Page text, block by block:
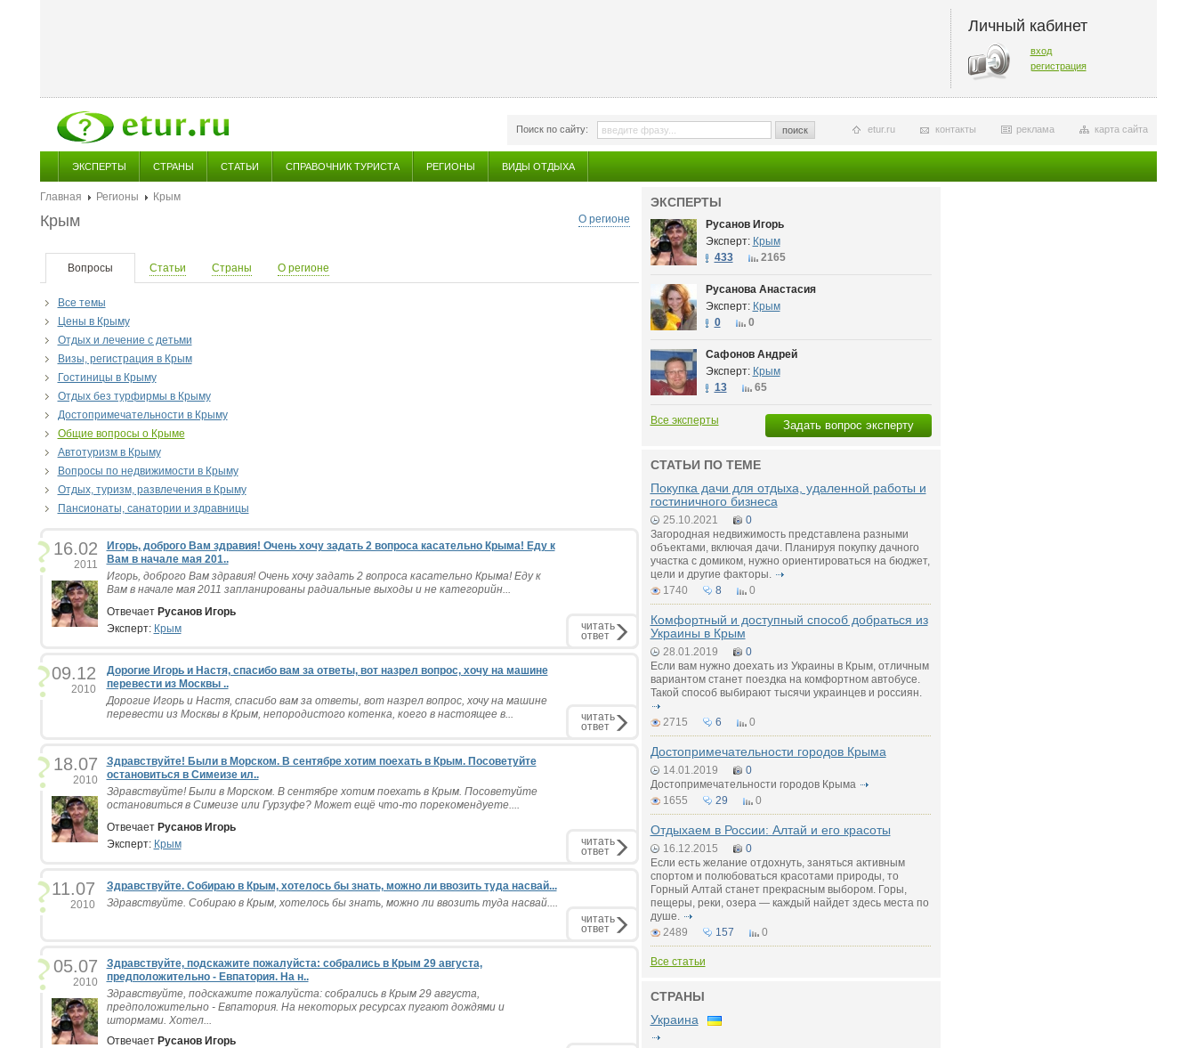
Личный кабинет
вход
регистрация
Поиск по сайту: поиск карта сайта
реклама
контакты
etur.ru
ЭКСПЕРТЫ СТРАНЫ СТАТЬИ СПРАВОЧНИК ТУРИСТА РЕГИОНЫ ВИДЫ ОТДЫХА
Главная Регионы
Крым
О регионе
Крым
Вопросы Статьи Страны О регионе
Все темы
Цены в Крыму
Отдых и лечение с детьми
Визы, регистрация в Крым
Гостиницы в Крыму
Отдых без турфирмы в Крыму
Достопримечательности в Крыму
Общие вопросы о Крыме
Автотуризм в Крыму
Вопросы по недвижимости в Крыму
Отдых, туризм, развлечения в Крыму
Пансионаты, санатории и здравницы
16.02
2011
Игорь, доброго Вам здравия! Очень хочу задать 2 вопроса касательно Крыма! Еду к
Вам в начале мая 201..
Игорь, доброго Вам здравия! Очень хочу задать 2 вопроса касательно Крыма! Еду к
Вам в начале мая 2011 запланированы радиальные выходы и не категорийн...
Отвечает Русанов Игорь
Эксперт: Крым читать
ответ
09.12
2010
Дорогие Игорь и Настя, спасибо вам за ответы, вот назрел вопрос, хочу на машине
перевести из Москвы ..
Дорогие Игорь и Настя, спасибо вам за ответы, вот назрел вопрос, хочу на машине
перевести из Москвы в Крым, непородистого котенка, коего в настоящее в...
читать
ответ
18.07
2010
Здравствуйте! Были в Морском. В сентябре хотим поехать в Крым. Посоветуйте
остановиться в Симеизе ил..
Здравствуйте! Были в Морском. В сентябре хотим поехать в Крым. Посоветуйте
остановиться в Симеизе или Гурзуфе? Может ещё что-то порекомендуете....
Отвечает Русанов Игорь
Эксперт: Крым читать
ответ
11.07
2010
Здравствуйте. Собираю в Крым, хотелось бы знать, можно ли ввозить туда насвай...
Здравствуйте. Собираю в Крым, хотелось бы знать, можно ли ввозить туда насвай....
читать
ответ
05.07
2010
Здравствуйте, подскажите пожалуйста: собрались в Крым 29 августа,
предположительно - Евпатория. На н..
Здравствуйте, подскажите пожалуйста: собрались в Крым 29 августа,
предположительно - Евпатория. На некоторых ресурсах пугают дождями и
штормами. Хотел...
Отвечает Русанов Игорь
ЭКСПЕРТЫ
Русанов Игорь
Эксперт: Крым
433
2165
Русанова Анастасия
Эксперт: Крым
0
0
Сафонов Андрей
Эксперт: Крым
13
65
Задать вопрос эксперту
Все эксперты
СТАТЬИ ПО ТЕМЕ
Покупка дачи для отдыха, удаленной работы и
гостиничного бизнеса
25.10.2021
0
Загородная недвижимость представлена разными
объектами, включая дачи. Планируя покупку дачного
участка с домиком, нужно ориентироваться на бюджет,
цели и другие факторы.
1740
8 0
Комфортный и доступный способ добраться из
Украины в Крым
28.01.2019
0
Если вам нужно доехать из Украины в Крым, отличным
вариантом станет поездка на комфортном автобусе.
Такой способ выбирают тысячи украинцев и россиян.
2715 6 0
Достопримечательности городов Крыма
14.01.2019
0
Достопримечательности городов Крыма
1655
29 0
Отдыхаем в России: Алтай и его красоты
16.12.2015
0
Если есть желание отдохнуть, заняться активным
спортом и полюбоваться красотами природы, то
Горный Алтай станет прекрасным выбором. Горы,
пещеры, реки, озера — каждый найдет здесь места по
душе.
2489
157 0
Все статьи
СТРАНЫ
Украина